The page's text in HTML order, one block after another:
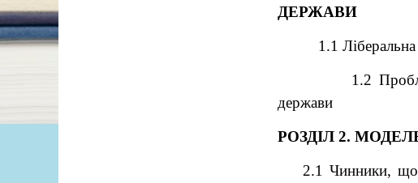
ДЕРЖАВИ
1.1
1.2
держави
РОЗДІЛ 2.
2.1 Чинники, що